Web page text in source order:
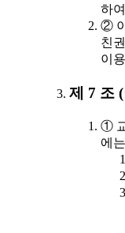
하
②
친
이
제 7 조
①
에